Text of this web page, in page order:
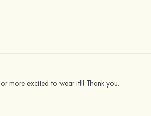
more excited to wear it!!! Thank you.